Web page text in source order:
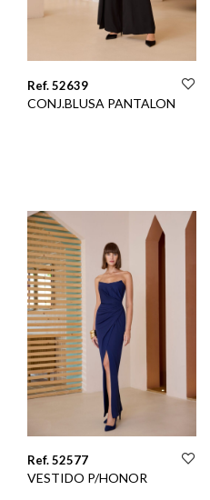
Ref. 52639
CONJ.BLUSA PANTALON
Ref. 52577
VESTIDO P/HONOR